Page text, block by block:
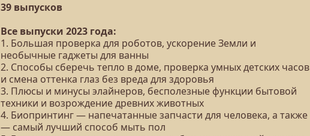
39 выпусков
Все выпуски 2023 года:
1. Большая проверка для роботов, ускорение Земли и
необычные гаджеты для ванны
2. Способы сберечь тепло в доме, проверка умных детских часов
и смена оттенка глаз без вреда для здоровья
3. Плюсы и минусы элайнеров, бесполезные функции бытовой
техники и возрождение древних животных
4. Биопринтинг — напечатанные запчасти для человека, а также
— самый лучший способ мыть пол